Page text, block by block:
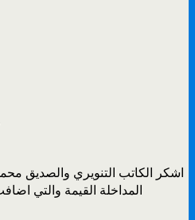
اشكر الكاتب التنويري والصديق
المداخلة القيمة والتي